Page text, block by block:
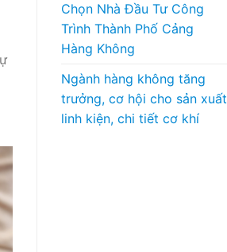
Chọn Nhà Đầu Tư Công
Trình Thành Phố Cảng
Hàng Không
Ngành hàng không tăng
trưởng, cơ hội cho sản xuất
linh kiện, chi tiết cơ khí